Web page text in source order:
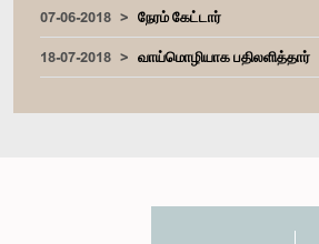
07-06-2018
நேரம் கேட்டார்
18-07-2018
வாய்மொழியாக பதிலளித்தார்